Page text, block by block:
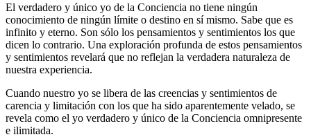
El verdadero y único yo de la Conciencia no tiene ningún
conocimiento de ningún límite o destino en sí mismo. Sabe que es
infinito y eterno. Son sólo los pensamientos y sentimientos los que
dicen lo contrario. Una exploración profunda de estos pensamientos
y sentimientos revelará que no reflejan la verdadera naturaleza de
nuestra experiencia.
Cuando nuestro yo se libera de las creencias y sentimientos de
carencia y limitación con los que ha sido aparentemente velado, se
revela como el yo verdadero y único de la Conciencia omnipresente
e ilimitada.